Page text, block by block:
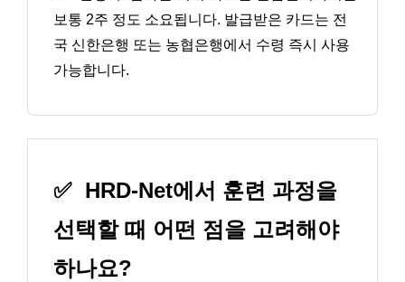
보통 2주 정도 소요됩니다. 발급받은 카드는 전
국 신한은행 또는 농협은행에서 수령 즉시 사용
가능합니다.
✅ HRD-Net에서 훈련 과정을
선택할 때 어떤 점을 고려해야
하나요?